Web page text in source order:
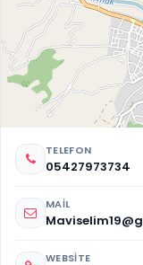
TELEFON
05427973734
MAIL
WEBSITE